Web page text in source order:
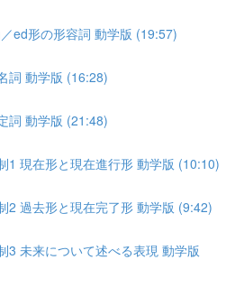
ed形の形容詞 動学版 (19:57)
詞 動学版 (16:28)
詞 動学版 (21:48)
1 現在形と現在進行形 動学版 (10:10)
2 過去形と現在完了形 動学版 (9:42)
3 未来について述べる表現 動学版